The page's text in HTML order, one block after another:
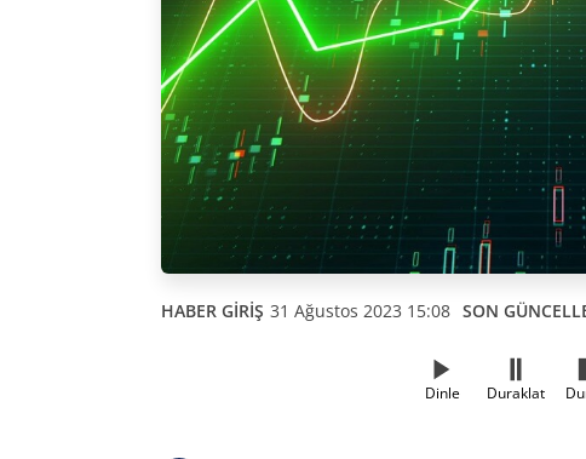
HABER GİRİŞ 31 Ağustos 2023 15:08 SON
Dinle Duraklat